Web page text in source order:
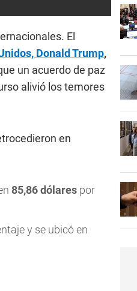
El
Donald Trump,
un acuerdo de paz
alivió los temores
en
85,86 dólares por
y se ubicó en